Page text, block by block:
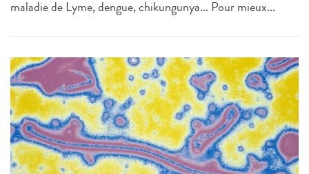
maladie de Lyme, dengue, chikungunya... Pour mieux...